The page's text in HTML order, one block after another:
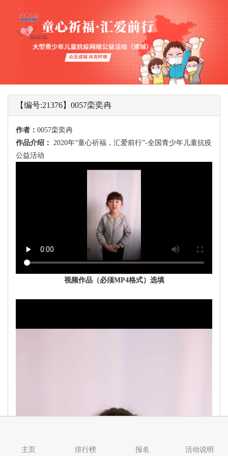
【编号:21376】0057栾奕冉
作者： 0057栾奕冉
作品介绍：
2020年“童心祈福，汇爱前行”-全国青少年儿童抗疫
公益活动
视频作品（必须MP4格式）选填
主页 排行榜 报名 活动说明